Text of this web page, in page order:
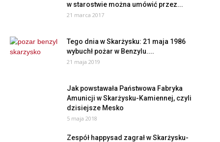
w starostwie można umówić przez...
21 marca 2017
Tego dnia w Skarżysku: 21 maja 1986
wybuchł pożar w Benzylu....
21 maja 2019
Jak powstawała Państwowa Fabryka
Amunicji w Skarżysku-Kamiennej, czyli
dzisiejsze Mesko
5 maja 2018
Zespół happysad zagrał w Skarżysku-